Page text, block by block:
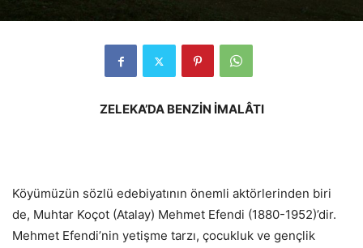
ZELEKA’DA BENZİN İMALÂTI
Köyümüzün sözlü edebiyatının önemli aktörlerinden biri
de, Muhtar Koçot (Atalay) Mehmet Efendi (1880-1952)’dir.
Mehmet Efendi’nin yetişme tarzı, çocukluk ve gençlik